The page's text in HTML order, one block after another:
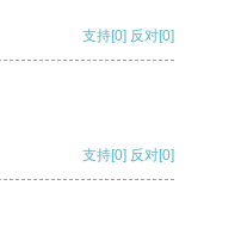
支持[0] 反对[0]
支持[0] 反对[0]